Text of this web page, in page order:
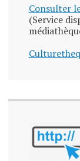
Consulter
(Service